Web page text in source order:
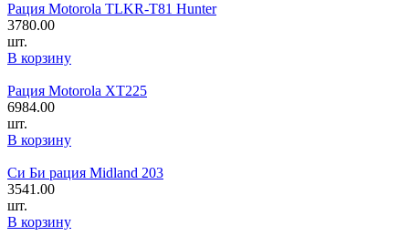
Рация Motorola TLKR-T81 Hunter
3780.00
шт.
В корзину
Рация Motorola XT225
6984.00
шт.
В корзину
Си Би рация Midland 203
3541.00
шт.
В корзину